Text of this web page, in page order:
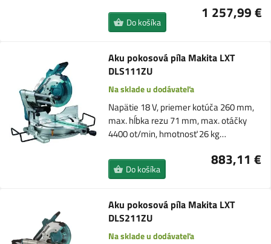
1 257,99 €
Do košíka
Aku pokosová píla Makita LXT
DLS111ZU
Na sklade u dodávateľa
Napätie 18 V, priemer kotúča 260 mm,
max. hĺbka rezu 71 mm, max. otáčky
4400 ot/min, hmotnosť 26 kg…
883,11 €
Do košíka
Aku pokosová píla Makita LXT
DLS211ZU
Na sklade u dodávateľa